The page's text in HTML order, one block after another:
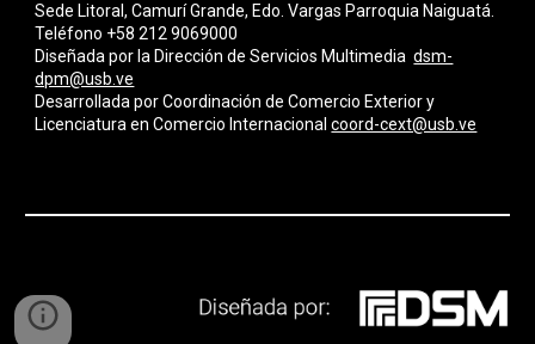
Sede Litoral, Camurí Grande, Edo. Vargas Parroquia Naiguatá.
Teléfono +58 212 9069000
Diseñada por la Dirección de Servicios Multimediadsm-
dpm@usb.ve
Desarrollada porCoordinación de Comercio Exterior y
Licenciatura en Comercio Internacionalcoord-cext@usb.ve